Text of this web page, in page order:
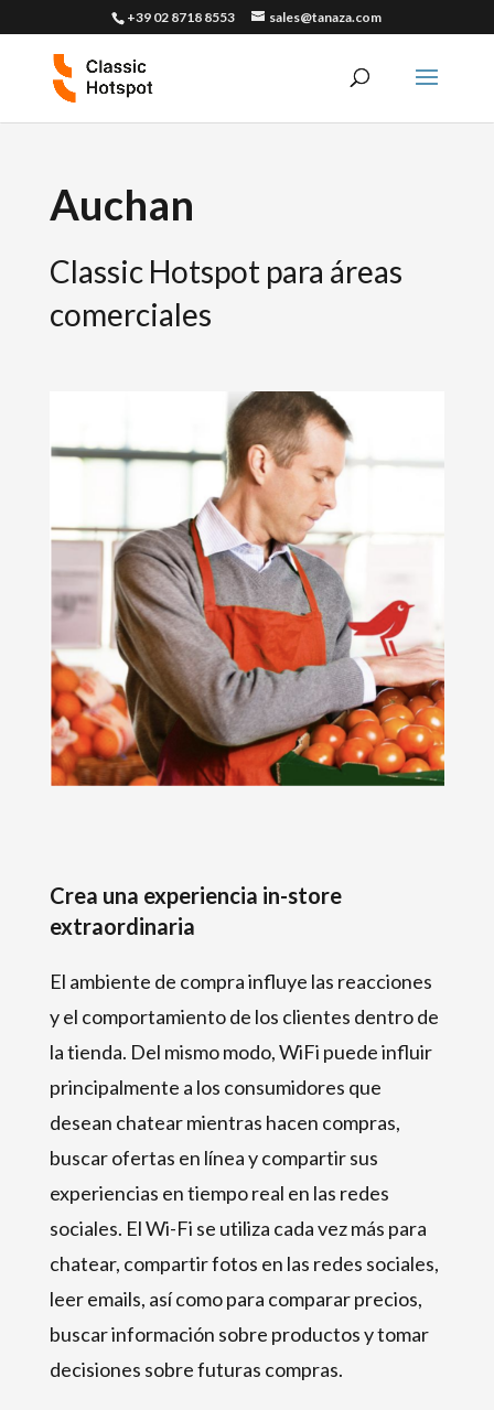
+39 02 8718 8553 sales@tanaza.com
Auchan
Classic Hotspot para áreas
comerciales
Crea una experiencia in-store
extraordinaria
El ambiente de compra influye las reacciones
y el comportamiento de los clientes dentro de
la tienda. Del mismo modo, WiFi puede influir
principalmente a los consumidores que
desean chatear mientras hacen compras,
buscar ofertas en línea y compartir sus
experiencias en tiempo real en las redes
sociales. El Wi-Fi se utiliza cada vez más para
chatear, compartir fotos en las redes sociales,
leer emails, así como para comparar precios,
buscar información sobre productos y tomar
decisiones sobre futuras compras.